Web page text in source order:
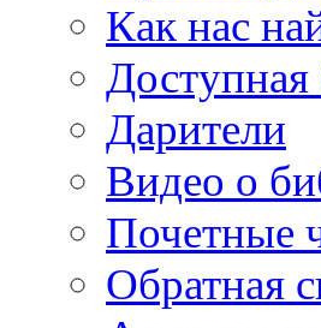
Как нас
Доступная
Дарители
Видео о
Почетные
Обратная